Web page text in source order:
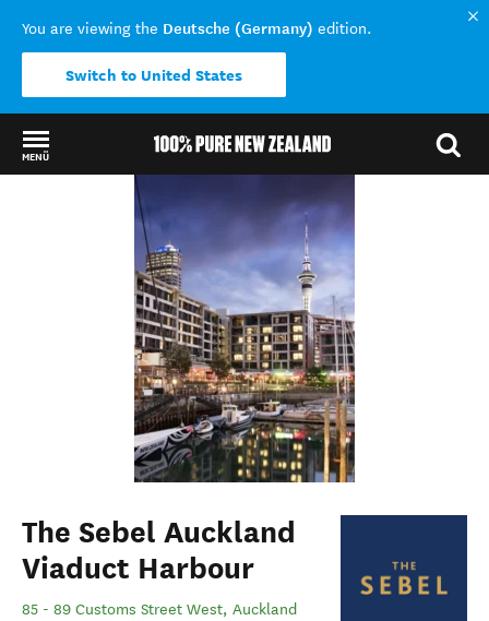
You are viewing the Deutsche (Germany) edition.
Switch to United States
MENÜ
Back to my results
The Sebel Auckland
Viaduct Harbour
85 - 89 Customs Street West, Auckland